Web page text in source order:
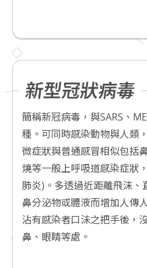
新型冠狀病毒
簡稱新冠病毒，與SARS、
種。可同時感染動物與人類
微症狀與普通感冒相似包括
燒等一般上呼吸道感染症狀
肺炎)。多透過近距離飛沫、
鼻分泌物或體液而增加人傳
沾有感染者口沬之把手後，
鼻、眼睛等處。